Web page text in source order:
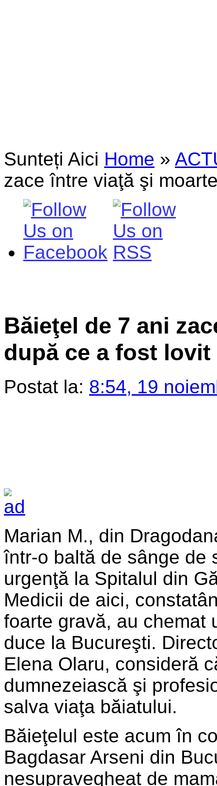
Sunteți Aici Home »
zace între viaţă şi
Băieţel de 7 ani
după ce a fost
Postat la: 8:54, 19
Marian M., din
într-o baltă de sânge de
urgenţă la Spitalul din
Medicii de aici,
foarte gravă, au chemat
duce la Bucureşti.
Elena Olaru, consideră
dumnezeiască şi
salva viaţa băiatului.
Băieţelul este acum în
Bagdasar Arseni din
nesupravegheat de